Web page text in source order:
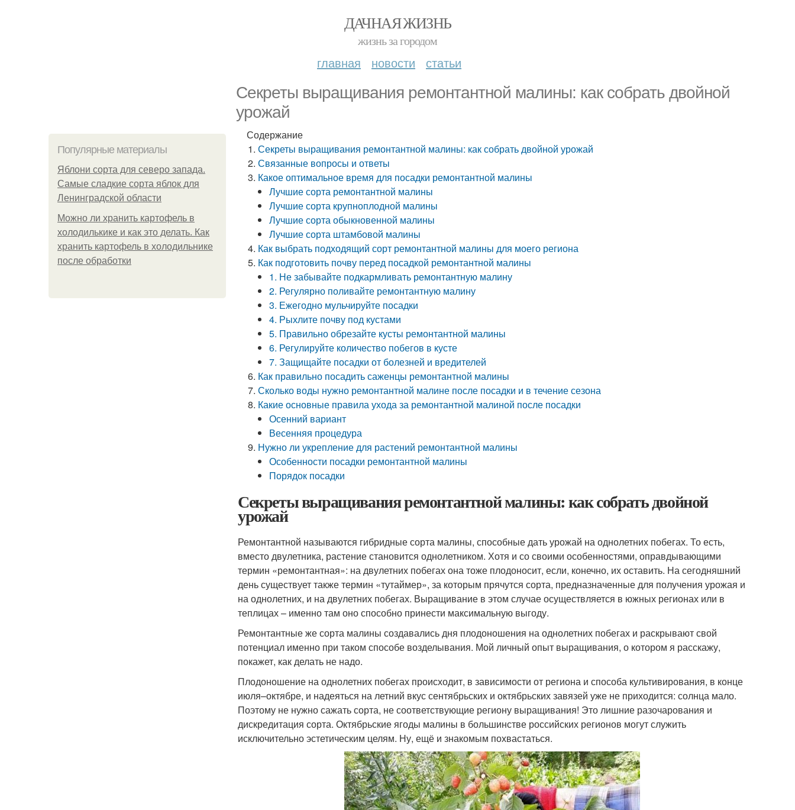
ДАЧНАЯ ЖИЗНЬ
жизнь за городом
главная новости статьи
Секреты выращивания ремонтантной малины: как собрать двойной
урожай
Популярные материалы
Яблони сорта для северо запада.
Самые сладкие сорта яблок для
Ленинградской области
Можно ли хранить картофель в
холодилькике и как это делать. Как
хранить картофель в холодильнике
после обработки
Содержание
Секреты выращивания ремонтантной малины: как собрать двойной урожай
Связанные вопросы и ответы
Какое оптимальное время для посадки ремонтантной малины
Лучшие сорта ремонтантной малины
Лучшие сорта крупноплодной малины
Лучшие сорта обыкновенной малины
Лучшие сорта штамбовой малины
Как выбрать подходящий сорт ремонтантной малины для моего региона
Как подготовить почву перед посадкой ремонтантной малины
1. Не забывайте подкармливать ремонтантную малину
2. Регулярно поливайте ремонтантную малину
3. Ежегодно мульчируйте посадки
4. Рыхлите почву под кустами
5. Правильно обрезайте кусты ремонтантной малины
6. Регулируйте количество побегов в кусте
7. Защищайте посадки от болезней и вредителей
Как правильно посадить саженцы ремонтантной малины
Сколько воды нужно ремонтантной малине после посадки и в течение сезона
Какие основные правила ухода за ремонтантной малиной после посадки
Осенний вариант
Весенняя процедура
Нужно ли укрепление для растений ремонтантной малины
Особенности посадки ремонтантной малины
Порядок посадки
Секреты выращивания ремонтантной малины: как собрать двойной
урожай
Ремонтантной называются гибридные сорта малины, способные дать урожай на однолетних побегах. То есть,
вместо двулетника, растение становится однолетником. Хотя и со своими особенностями, оправдывающими
термин «ремонтантная»: на двулетних побегах она тоже плодоносит, если, конечно, их оставить. На сегодняшний
день существует также термин «тутаймер», за которым прячутся сорта, предназначенные для получения урожая и
на однолетних, и на двулетних побегах. Выращивание в этом случае осуществляется в южных регионах или в
теплицах – именно там оно способно принести максимальную выгоду.
Ремонтантные же сорта малины создавались дня плодоношения на однолетних побегах и раскрывают свой
потенциал именно при таком способе возделывания. Мой личный опыт выращивания, о котором я расскажу,
покажет, как делать не надо.
Плодоношение на однолетних побегах происходит, в зависимости от региона и способа культивирования, в конце
июля–октябре, и надеяться на летний вкус сентябрьских и октябрьских завязей уже не приходится: солнца мало.
Поэтому не нужно сажать сорта, не соответствующие региону выращивания! Это лишние разочарования и
дискредитация сорта. Октябрьские ягоды малины в большинстве российских регионов могут служить
исключительно эстетическим целям. Ну, ещё и знакомым похвастаться.